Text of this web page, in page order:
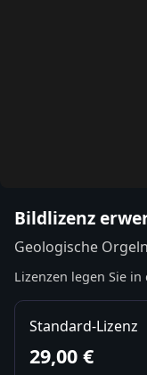
Bildlizenz
Geologische
Lizenzen legen Sie
Standard-Lizenz
29,00 €